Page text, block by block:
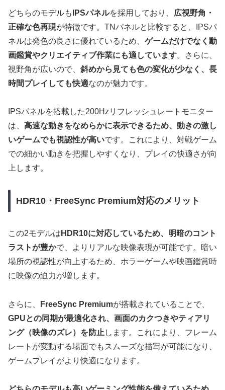
どちらのモデルも IPSパネルを採用しており、 広視野角・
正確な色再現が特徴です。TNパネルと比較すると、IPSパ
ネルは発色の良さに優れているため、 ゲームだけでなく動
画鑑賞やクリエイティブ作業にも適しています。さらに、
視野角が広いので、 斜めから見ても色の変化が少なく、長
時間プレイしても快適なのが魅力です。
IPSパネルを搭載した200Hzリフレッシュレートモニター
は、 高速な動きをなめらかに表示できるため、動きの激し
いゲームでも視認性が高いです。これにより、対戦ゲーム
での細かい動きを把握しやすくなり、プレイの快適さが向
上します。
HDR10・FreeSync Premium対応のメリット
この2モデルは HDR10に対応しているため、明暗のコント
ラストが豊かで、よりリアルな映像表現が可能です。暗い
場所の視認性が向上するため、ホラーゲームや映画鑑賞時
に映像の迫力が増します。
さらに、 FreeSync Premiumが搭載されていることで、
GPUとの同期が最適化され、画面のカクつきやティアリ
ング（映像のズレ）を防止 します。これにより、フレーム
レートが変動する場面でもスムーズな描写が可能になり、
ゲームプレイがより快適になります。